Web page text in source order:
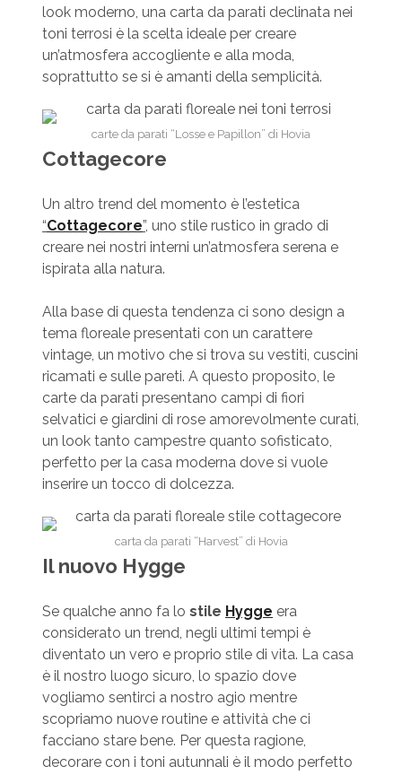
look moderno, una carta da parati declinata nei
toni terrosi è la scelta ideale per creare
un’atmosfera accogliente e alla moda,
soprattutto se si è amanti della semplicità.
carte da parati “Losse e Papillon” di Hovia
Cottagecore
Un altro trend del momento è l’estetica
“Cottagecore”, uno stile rustico in grado di
creare nei nostri interni un’atmosfera serena e
ispirata alla natura.
Alla base di questa tendenza ci sono design a
tema floreale presentati con un carattere
vintage, un motivo che si trova su vestiti, cuscini
ricamati e sulle pareti. A questo proposito, le
carte da parati presentano campi di fiori
selvatici e giardini di rose amorevolmente curati,
un look tanto campestre quanto sofisticato,
perfetto per la casa moderna dove si vuole
inserire un tocco di dolcezza.
carta da parati “Harvest” di Hovia
Il nuovo Hygge
Se qualche anno fa lo stile Hygge era
considerato un trend, negli ultimi tempi è
diventato un vero e proprio stile di vita. La casa
è il nostro luogo sicuro, lo spazio dove
vogliamo sentirci a nostro agio mentre
scopriamo nuove routine e attività che ci
facciano stare bene. Per questa ragione,
decorare con i toni autunnali è il modo perfetto